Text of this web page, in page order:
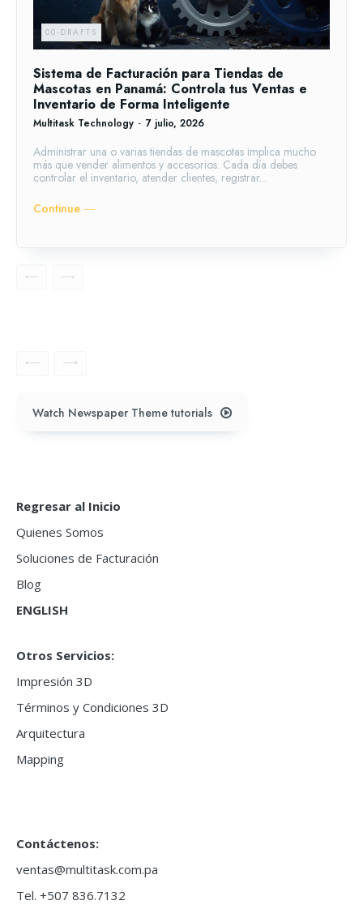
00-DRAFTS
Sistema de Facturación para Tiendas de
Mascotas en Panamá: Controla tus Ventas e
Inventario de Forma Inteligente
Multitask Technology - 7 julio, 2026
Administrar una o varias tiendas de mascotas implica mucho
más que vender alimentos y accesorios. Cada día debes
controlar el inventario, atender clientes, registrar...
Continue ―
Watch Newspaper Theme tutorials
Regresar al Inicio
Quienes Somos
Soluciones de Facturación
Blog
ENGLISH
Otros Servicios:
Impresión 3D
Términos y Condiciones 3D
Arquitectura
Mapping
Contáctenos:
ventas@multitask.com.pa
Tel. +507 836.7132